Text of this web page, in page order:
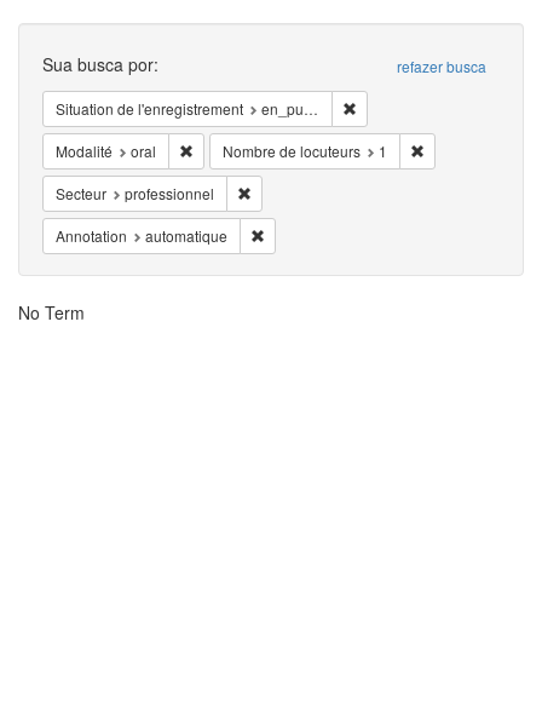
Busca refazer busca
Sua busca por:
Situation de l'enregistrement en_public
Modalité oral Remover Modalité: oral
Nombre de locuteurs 1
Secteur professionnel
Annotation automatique
Resultados
No Term